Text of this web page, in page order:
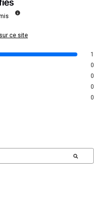
ce site
1
0
0
0
0